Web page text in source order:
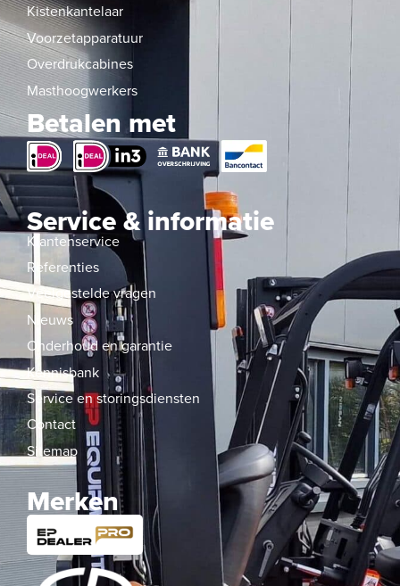
Kistenkantelaar
Voorzetapparatuur
Overdrukcabines
Masthoogwerkers
Betalen met
Service & informatie
Klantenservice
Referenties
Veelgestelde vragen
Nieuws
Onderhoud en garantie
Kennisbank
Service en storingsdiensten
Contact
Sitemap
Merken